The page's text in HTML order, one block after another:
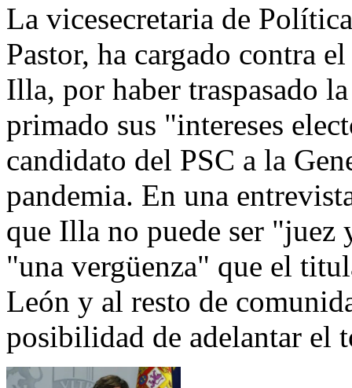
La vicesecretaria de
Pastor, ha cargado contra
Illa, por haber traspasado
primado sus "intereses
candidato del PSC a la
pandemia. En una
que Illa no puede ser "juez
"una vergüenza" que el
León y al resto de
posibilidad de adelantar el